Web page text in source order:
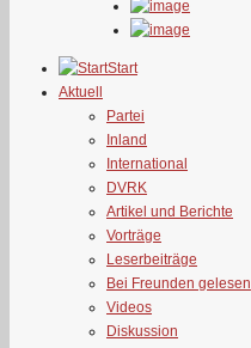
Start
Aktuell
Partei
Inland
International
DVRK
Artikel und Berichte
Vorträge
Leserbeiträge
Bei Freunden gelesen
Videos
Diskussion